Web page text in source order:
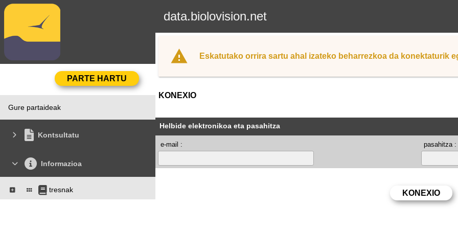
data.biolovision.net
Gure partaideak
Kontsultatu
Informazioa
tresnak
Eskatutako orrira sartu ahal izateko beharrezkoa da konektaturik
KONEXIO
Helbide elektronikoa eta pasahitza
e-mail : pasahitza :